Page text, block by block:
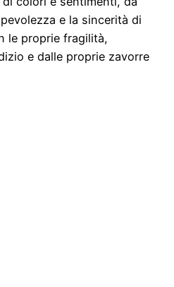
e la sincerità di
le proprie fragilità,
e dalle proprie zavorre